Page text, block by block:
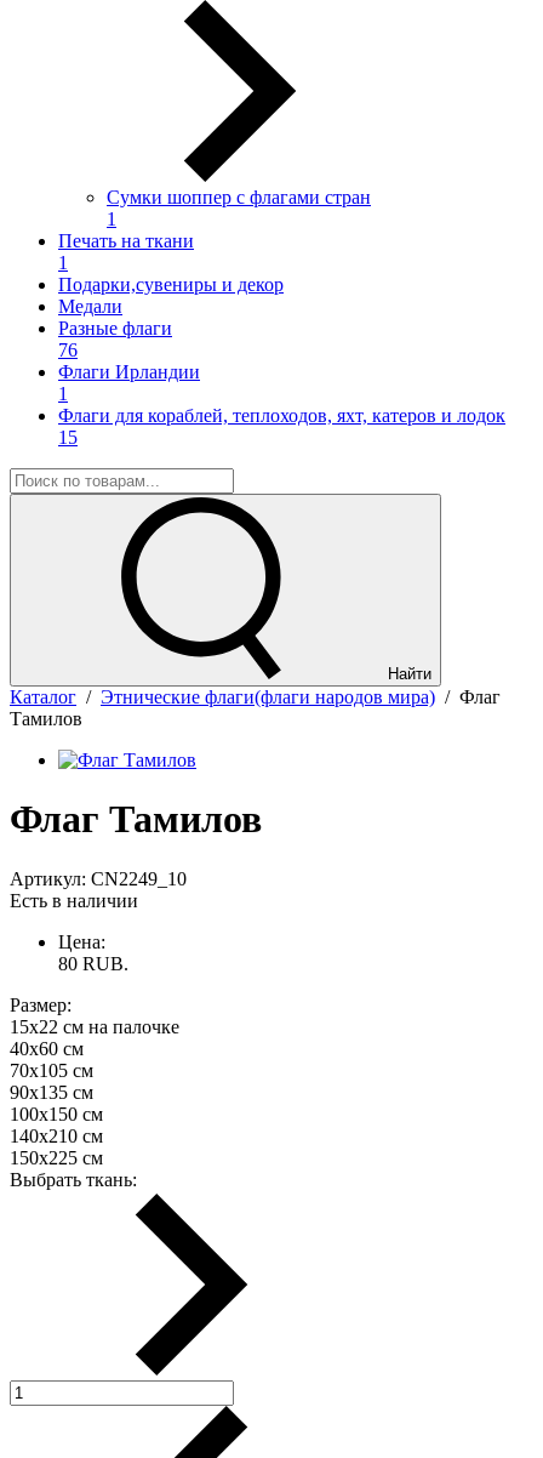
Сумки шоппер с флагами стран
1
Печать на ткани
1
Подарки,сувениры и декор
Медали
Разные флаги
76
Флаги Ирландии
1
Флаги для кораблей, теплоходов, яхт, катеров и лодок
15
Найти
Каталог / Этнические флаги(флаги народов мира) / Флаг
Тамилов
Флаг Тамилов
Артикул: CN2249_10
Есть в наличии
Цена:
80 RUB.
Размер:
15х22 см на палочке
40х60 см
70х105 см
90х135 см
100х150 см
140х210 см
150х225 см
Выбрать ткань: